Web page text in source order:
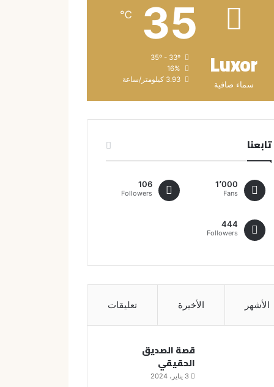
Luxor
سماء صافية
35
℃
16%
3.93 كيلومتر/ساعة
تابعنا
1٬000
Fans
106
Followers
444
Followers
الأشهر الأخيرة تعليقات
قصة الصديق
الحقيقي
3 يناير، 2024